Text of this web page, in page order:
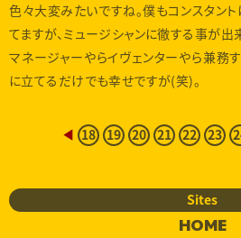
色々大変みたいですね。僕もコンスタン
てますが、ミュージシャンに徹する事が出
マネージャーやらイヴェンターやら兼務す
に立てるだけでも幸せですが(笑)。
◀ 18 19 20 21 22 23
Sites
HOME